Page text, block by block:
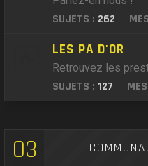
SUJETS : 262
LES PA D'OR
Retrouvez les
SUJETS : 127
03